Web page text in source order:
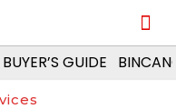
BUYER’S GUIDE